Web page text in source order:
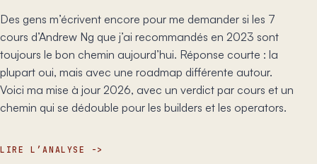
Des gens m’écrivent encore pour me demander si les 7
cours d’Andrew Ng que j’ai recommandés en 2023 sont
toujours le bon chemin aujourd’hui. Réponse courte : la
plupart oui, mais avec une roadmap différente autour.
Voici ma mise à jour 2026, avec un verdict par cours et un
chemin qui se dédouble pour les builders et les operators.
LIRE L’ANALYSE